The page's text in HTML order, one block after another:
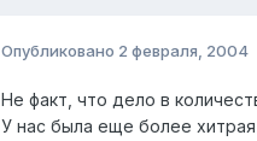
Опубликовано 2 февраля, 2004
Не факт, что дело в
У нас была еще более